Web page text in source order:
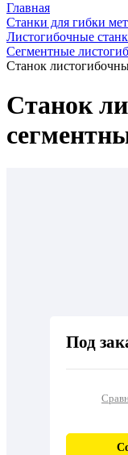
Главная
Станки для гибки
Листогибочные
Сегментные
Станок
Станок
Под